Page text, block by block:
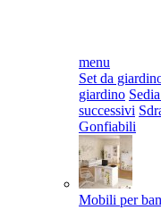
menu
Set da
giardino
successivi
Gonfiabili
Mobili per